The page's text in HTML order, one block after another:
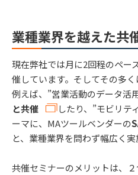
業種業界を越えた共
現在弊社では月に2回程のペー
催しています。そしてその多く
例えば、”営業活動のデータ活
と共催
したり、”モビリテ
ーマに、MAツールベンダーの
と、業種業界を問わず幅広く実
共催セミナーのメリットは、